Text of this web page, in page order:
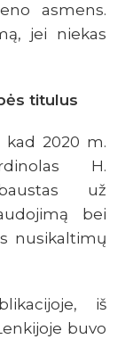
asmens.
jei niekas
titulus
kad 2020 m.
H.
už
bei
nusikaltimų
iš
buvo